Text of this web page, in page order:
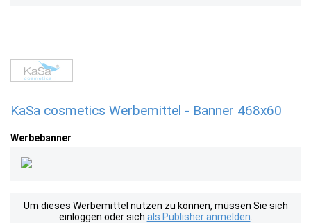
KaSa cosmetics Werbemittel - Banner 468x60
Werbebanner
Um dieses Werbemittel nutzen zu können, müssen Sie sich
einloggen oder sich als Publisher anmelden